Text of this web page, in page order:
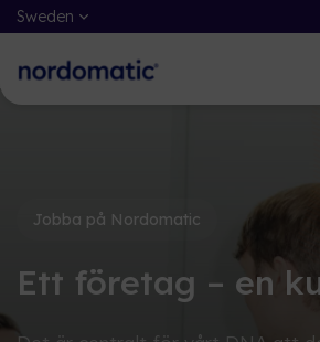
Nordomatic kunder och
ta kontroll, öka och optimera
Jobba på
med oss av kunskap, insikter
praxis för att påskynda
Sweden
Jobba på Nordomatic
Ett företag – en